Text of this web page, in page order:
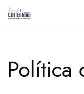
Política